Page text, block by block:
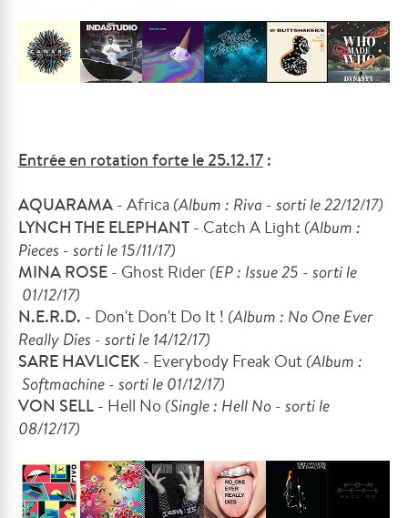
Entrée en rotation forte le 25.12.17 :
AQUARAMA - Africa (Album : Riva - sorti le 22/12/17)
LYNCH THE ELEPHANT - Catch A Light (Album :
Pieces - sorti le 15/11/17)
MINA ROSE - Ghost Rider (EP : Issue 25 - sorti le
01/12/17)
N.E.R.D. - Don't Don't Do It ! (Album : No One Ever
Really Dies - sorti le 14/12/17)
SARE HAVLICEK - Everybody Freak Out (Album :
Softmachine - sorti le 01/12/17)
VON SELL - Hell No (Single : Hell No - sorti le
08/12/17)